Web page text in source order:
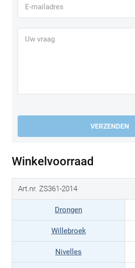
VERZENDEN
Winkelvoorraad
Art.nr. ZS361-2014
Drongen
Willebroek
Nivelles